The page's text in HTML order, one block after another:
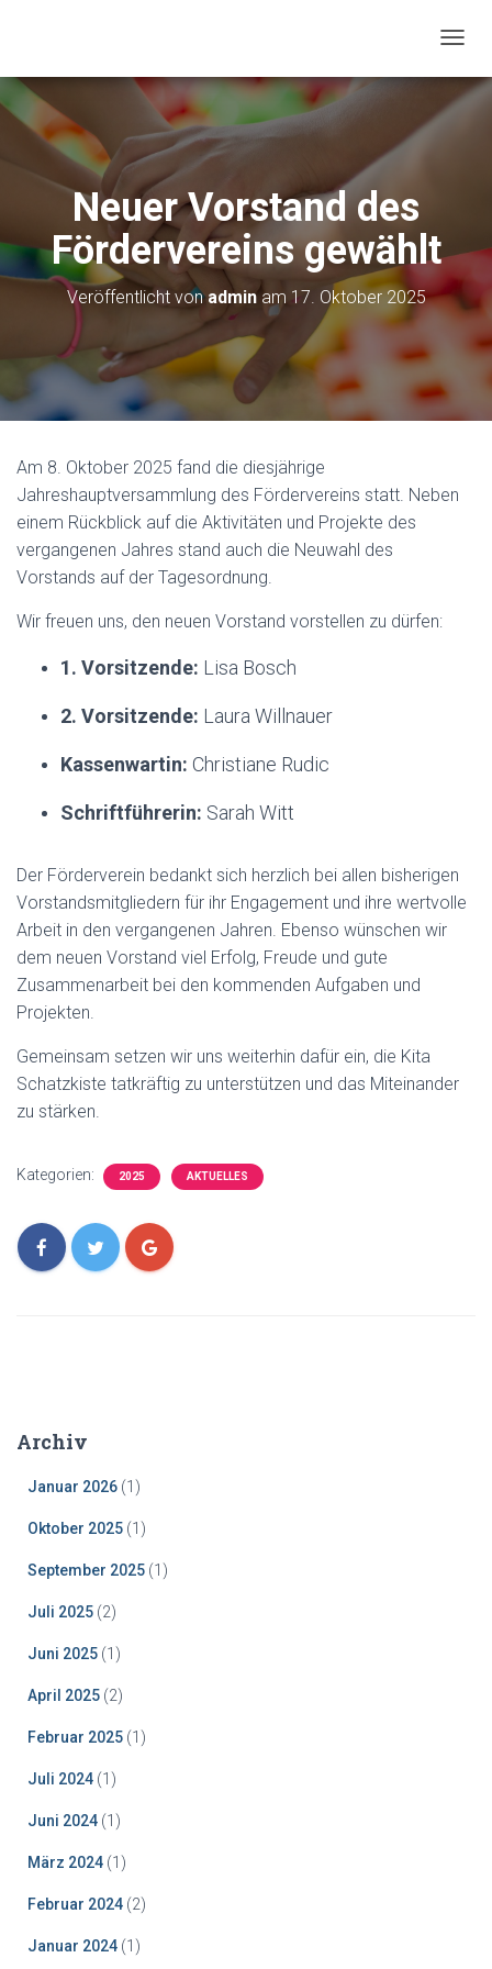
A
V
M
S
Neuer Vorstand des
Fördervereins gewählt
Veröffentlicht vonadminam 17. Oktober 2025
Am 8. Oktober 2025 fand die diesjährige
Jahreshauptversammlung des Fördervereins statt. Neben
einem Rückblick auf die Aktivitäten und Projekte des
vergangenen Jahres stand auch die Neuwahl des
Vorstands auf der Tagesordnung.
Wir freuen uns, den neuen Vorstand vorstellen zu dürfen:
1. Vorsitzende: Lisa Bosch
2. Vorsitzende: Laura Willnauer
Kassenwartin: Christiane Rudic
Schriftführerin: Sarah Witt
Der Förderverein bedankt sich herzlich bei allen bisherigen
Vorstandsmitgliedern für ihr Engagement und ihre wertvolle
Arbeit in den vergangenen Jahren. Ebenso wünschen wir
dem neuen Vorstand viel Erfolg, Freude und gute
Zusammenarbeit bei den kommenden Aufgaben und
Projekten.
Gemeinsam setzen wir uns weiterhin dafür ein, die Kita
Schatzkiste tatkräftig zu unterstützen und das Miteinander
zu stärken.
Kategorien: 2025 AKTUELLES
Archiv
Januar 2026 (1)
Oktober 2025 (1)
September 2025 (1)
Juli 2025 (2)
Juni 2025 (1)
April 2025 (2)
Februar 2025 (1)
Juli 2024 (1)
Juni 2024 (1)
März 2024 (1)
Februar 2024 (2)
Januar 2024 (1)